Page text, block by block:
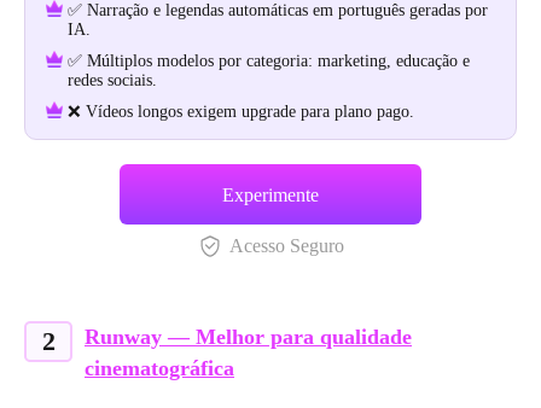
✅ Narração e legendas automáticas em português geradas por
IA.
✅ Múltiplos modelos por categoria: marketing, educação e
redes sociais.
❌ Vídeos longos exigem upgrade para plano pago.
Experimente
Acesso Seguro
2
Runway — Melhor para qualidade
cinematográfica